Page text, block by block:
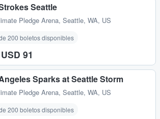
Seattle
Pledge Arena, Seattle, WA, US
200 boletos disponibles
USD 91
Sparks at Seattle Storm
Pledge Arena, Seattle, WA, US
200 boletos disponibles